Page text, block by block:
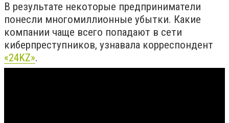
В результате некоторые предприниматели
понесли многомиллионные убытки. Какие
компании чаще всего попадают в сети
киберпреступников, узнавала корреспондент
«24KZ».